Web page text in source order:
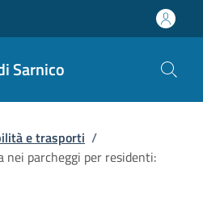
Sarnico
e trasporti /
nei parcheggi per residenti: